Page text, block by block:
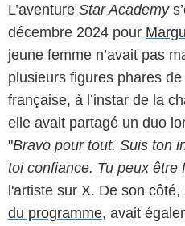
L’aventure Star Academy
décembre 2024 pour
jeune femme n’avait pas
plusieurs figures phares
française, à l’instar de la
elle avait partagé un duo
"Bravo pour tout. Suis ton
toi confiance. Tu peux être
l'artiste sur X. De son côté,
du programme, avait